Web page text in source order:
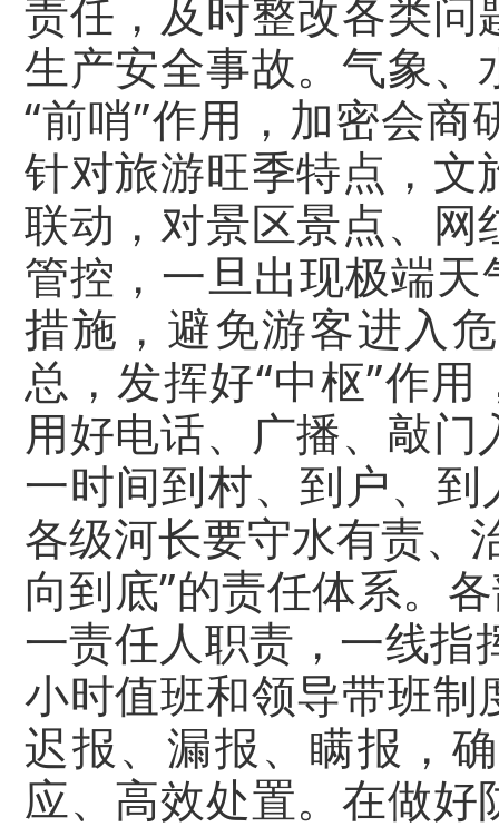
责任，及时整改各类
生产安全事故。气象
“前哨”作用，加密会
针对旅游旺季特点，
联动，对景区景点、
管控，一旦出现极端天
措施，避免游客进入
总，发挥好“中枢”作
用好电话、广播、敲
一时间到村、到户、到
各级河长要守水有责、
向到底”的责任体系。
一责任人职责，一线指
小时值班和领导带班
迟报、漏报、瞒报，
应、高效处置。在做